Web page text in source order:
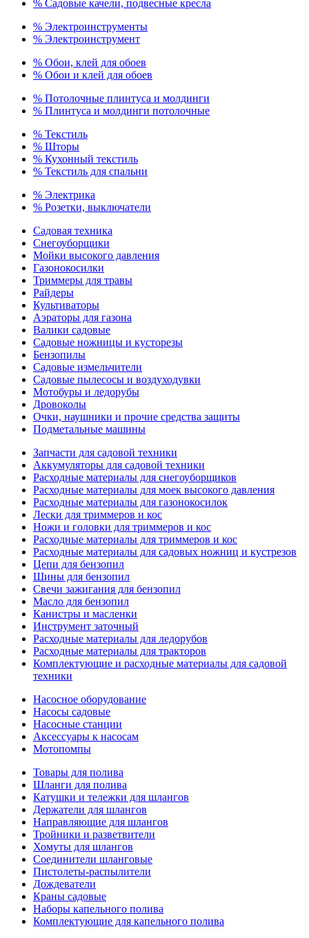
% Садовые качели, подвесные кресла
% Электроинструменты
% Электроинструмент
% Обои, клей для обоев
% Обои и клей для обоев
% Потолочные плинтуса и молдинги
% Плинтуса и молдинги потолочные
% Текстиль
% Шторы
% Кухонный текстиль
% Текстиль для спальни
% Электрика
% Розетки, выключатели
Садовая техника
Снегоуборщики
Мойки высокого давления
Газонокосилки
Триммеры для травы
Райдеры
Культиваторы
Аэраторы для газона
Валики садовые
Садовые ножницы и кусторезы
Бензопилы
Садовые измельчители
Садовые пылесосы и воздуходувки
Мотобуры и ледорубы
Дровоколы
Очки, наушники и прочие средства защиты
Подметальные машины
Запчасти для садовой техники
Аккумуляторы для садовой техники
Расходные материалы для снегоуборщиков
Расходные материалы для моек высокого давления
Расходные материалы для газонокосилок
Лески для триммеров и кос
Ножи и головки для триммеров и кос
Расходные материалы для триммеров и кос
Расходные материалы для садовых ножниц и кустрезов
Цепи для бензопил
Шины для бензопил
Свечи зажигания для бензопил
Масло для бензопил
Канистры и масленки
Инструмент заточный
Расходные материалы для ледорубов
Расходные материалы для тракторов
Комплектующие и расходные материалы для садовой
техники
Насосное оборудование
Насосы садовые
Насосные станции
Аксессуары к насосам
Мотопомпы
Товары для полива
Шланги для полива
Катушки и тележки для шлангов
Держатели для шлангов
Направляющие для шлангов
Тройники и разветвители
Хомуты для шлангов
Соединители шланговые
Пистолеты-распылители
Дождеватели
Краны садовые
Наборы капельного полива
Комплектующие для капельного полива